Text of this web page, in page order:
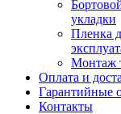
укладки
Пленка
Монтаж
Оплата и
Гарантийные
Контакты